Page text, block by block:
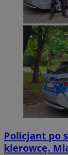
Policjant po
kierowcę.